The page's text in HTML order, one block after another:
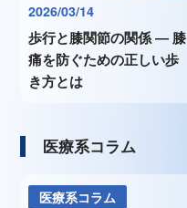
2026/03/14
歩行と膝関節の関係 ― 膝
痛を防ぐための正しい歩
き方とは
医療系コラム
医療系コラム